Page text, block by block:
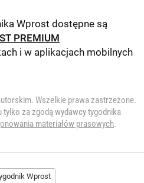
Wprost dostępne są
PREMIUM
i w aplikacjach mobilnych
Wszelkie prawa zastrzeżone.
za zgodą wydawcy tygodnika
materiałów prasowych.
Wprost